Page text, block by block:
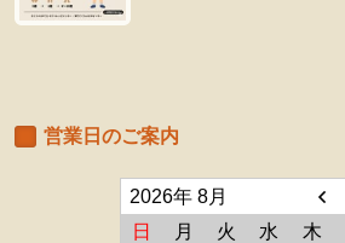
営業日のご案内
2026年 8月
日
月 火 水 木